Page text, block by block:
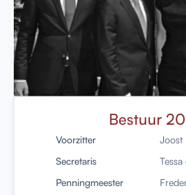
Bestuur
Voorzitter
Joost
Secretaris
Penningmeester